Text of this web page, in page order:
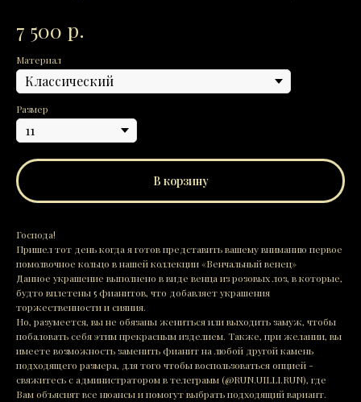
7 500 р.
Материал
Размер
В корзину
Господа!
Пришел тот день когда я готов представить вашему вниманию первое
помолвочное кольцо в нашей коллекции «Венчальный венец»
Данное украшение выполнено в виде венца из розовых лоз, в которые,
будто вплетены 5 фианитов, что добавляет украшения
торжественности и сияния.
Но, разумеется, вы не обязаны жениться или выходить замуж, чтобы
побаловать себя этим прекрасным изделием. Также, при желании, вы
имеете возможность заменить фианит на любой другой камень
подходящего размера, для того чтобы воспользоваться опцией -
свяжитесь с администратором в телеграмм (@RUN.UILLI.RUN), где
Вам объяснят все нюансы и помогут выбрать подходящий вариант.